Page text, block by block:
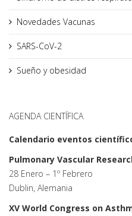
Novedades Vacunas
SARS-CoV-2
Sueño y obesidad
AGENDA CIENTÍFICA
Calendario eventos
Pulmonary Vascular
28 Enero – 1º Febrero
Dublin, Alemania
XV World Congress on